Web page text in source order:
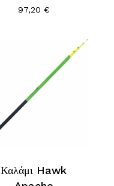
97,20 €
Καλάμι Hawk